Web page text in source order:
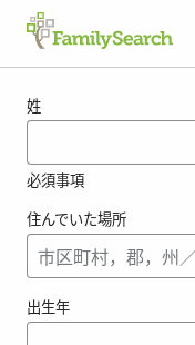
姓
必須事項
住んでいた場所
出生年